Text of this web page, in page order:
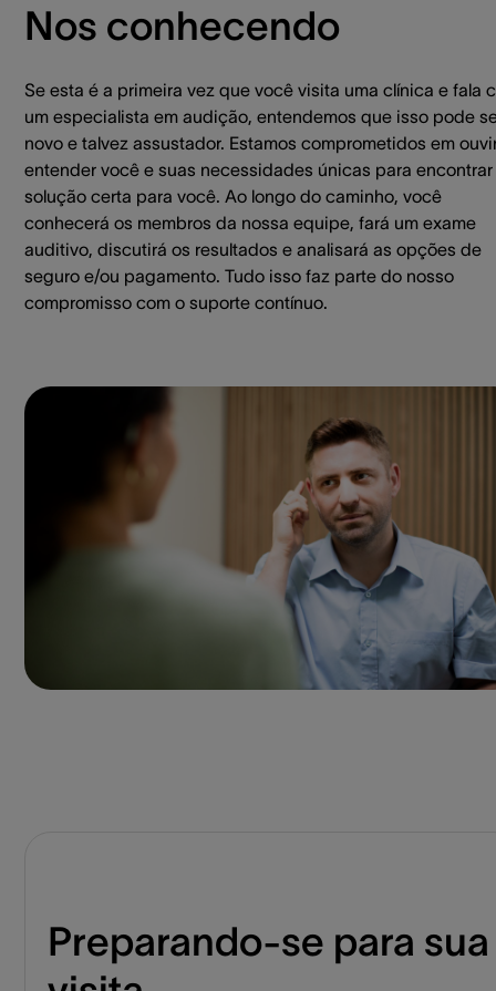
Nos conhecendo
Se esta é a primeira vez que você visita uma clínica e fala
um especialista em audição, entendemos que isso pode
novo e talvez assustador. Estamos comprometidos em
entender você e suas necessidades únicas para encontrar
solução certa para você. Ao longo do caminho, você
conhecerá os membros da nossa equipe, fará um exame
auditivo, discutirá os resultados e analisará as opções de
seguro e/ou pagamento. Tudo isso faz parte do nosso
compromisso com o suporte contínuo.
Preparando-se para sua